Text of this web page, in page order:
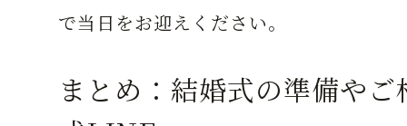
で当日をお迎えください。
まとめ：結婚式の準備や